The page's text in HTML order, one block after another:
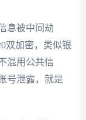
息被中间劫
双加密，类似银
混用公共信
号泄露，就是